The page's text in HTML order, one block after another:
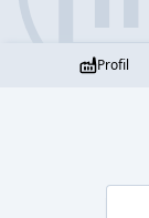
Profil